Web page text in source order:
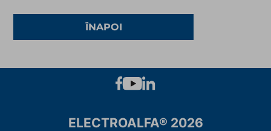
ÎNAPOI
ELECTROALFA® 2026